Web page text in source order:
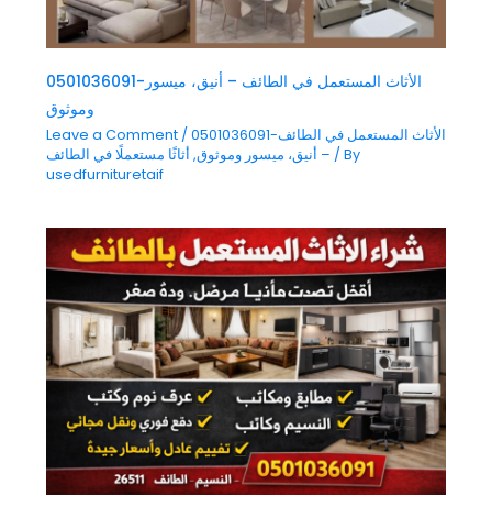
0501036091-الأثاث المستعمل في الطائف – أنيق، ميسور
وموثوق
Leave a Comment / 0501036091-الأثاث المستعمل في الطائف
– أنيق، ميسور وموثوق, أثاثًا مستعملًا في الطائف
/ By
usedfurnituretaif